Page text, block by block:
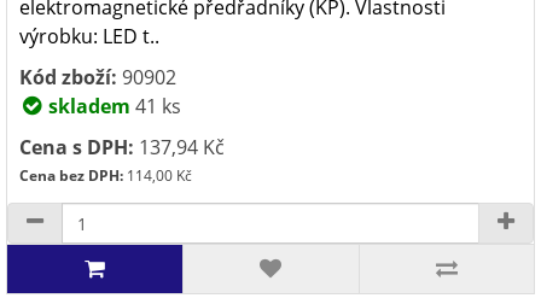
elektromagnetické předřadníky (KP). Vlastnosti
výrobku: LED t..
Kód zboží: 90902
skladem 41 ks
Cena s DPH: 137,94 Kč
Cena bez DPH: 114,00 Kč